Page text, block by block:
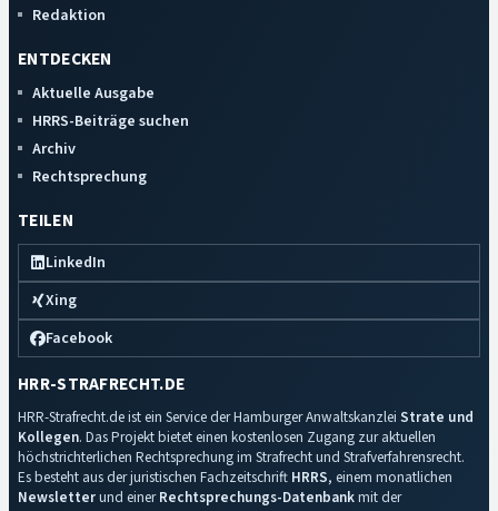
Redaktion
ENTDECKEN
Aktuelle Ausgabe
HRRS-Beiträge suchen
Archiv
Rechtsprechung
TEILEN
LinkedIn
Xing
Facebook
HRR-STRAFRECHT.DE
HRR-Strafrecht.de ist ein Service der Hamburger Anwaltskanzlei Strate und
Kollegen. Das Projekt bietet einen kostenlosen Zugang zur aktuellen
höchstrichterlichen Rechtsprechung im Strafrecht und Strafverfahrensrecht.
Es besteht aus der juristischen Fachzeitschrift HRRS, einem monatlichen
Newsletterund einerRechtsprechungs-Datenbankmit der